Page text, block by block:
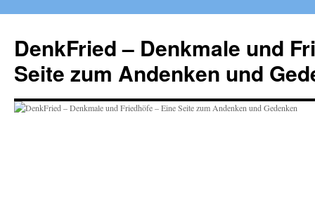
springen
DenkFried – Denkmale und
Seite zum Andenken und